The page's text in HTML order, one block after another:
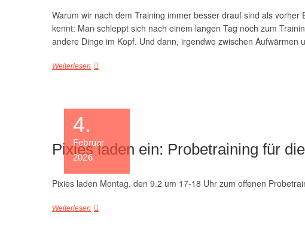
Warum wir nach dem Training immer besser drauf sind als
kennt: Man schleppt sich nach einem langen Tag noch zum
andere Dinge im Kopf. Und dann, irgendwo zwischen Aufwärmen
Weiterlesen
4.
Februar
2026
Pixies laden ein: Probetraining für
Pixies laden Montag, den 9.2 um 17-18 Uhr zum offenen
Weiterlesen